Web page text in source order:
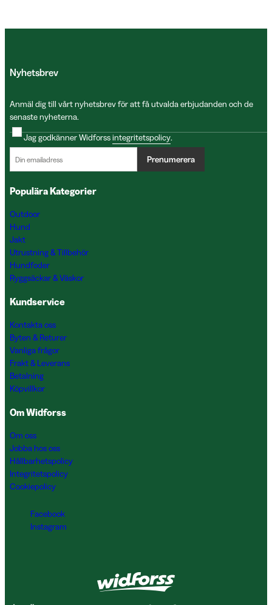
Nyhetsbrev
Anmäl dig till vårt nyhetsbrev för att få utvalda erbjudanden och de
senaste nyheterna.
Jag godkänner Widforssintegritetspolicy.
Prenumerera
Populära Kategorier
Outdoor
Hund
Jakt
Utrustning & Tillbehör
Hundfoder
Ryggsäckar & Väskor
Kundservice
Kontakta oss
Byten & Returer
Vanliga frågor
Frakt & Leverans
Betalning
Köpvillkor
Om Widforss
Om oss
Jobba hos oss
Hållbarhetspolicy
Integritetspolicy
Cookiepolicy
Facebook
Instagram